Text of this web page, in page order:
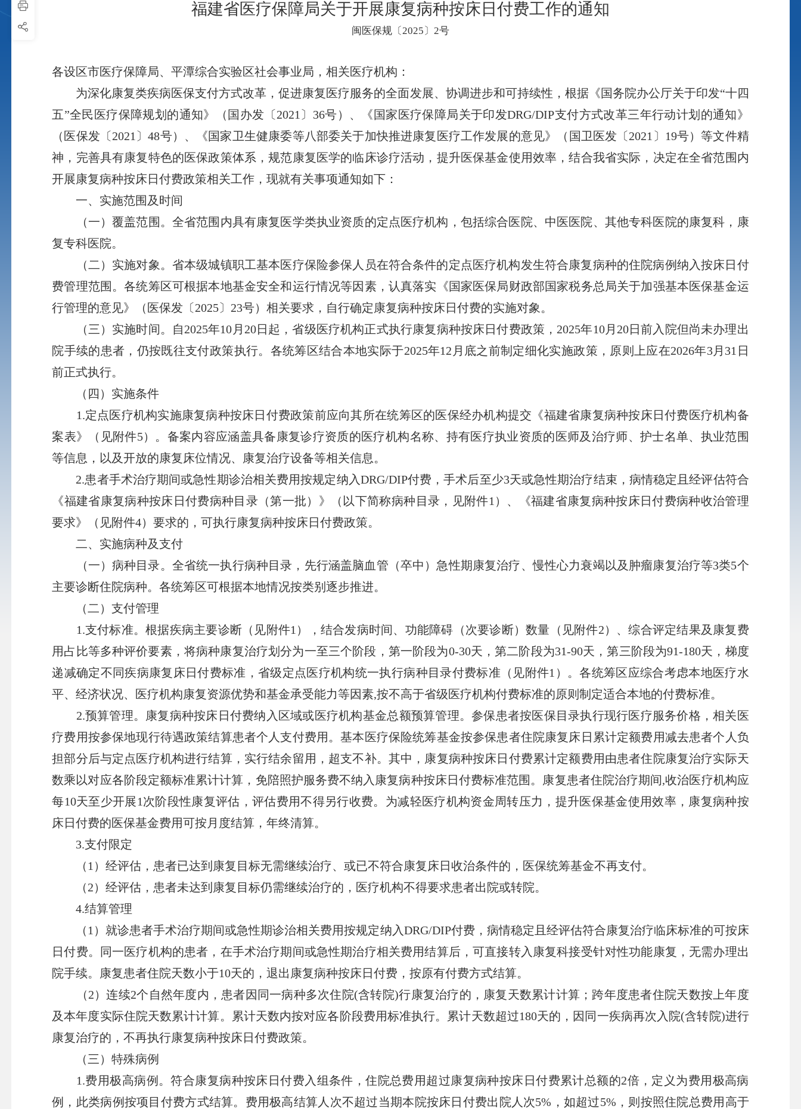
福建省医疗保障局关于开展康复病种按床日付费工作的通知
闽医保规〔2025〕2号
各设区市医疗保障局、平潭综合实验区社会事业局，相关医疗机构：
为深化康复类疾病医保支付方式改革，促进康复医疗服务的全面发展、协调进步和可持续性，根据《国务院办公厅关于印发“十四
五”全民医疗保障规划的通知》（国办发〔2021〕36号）、《国家医疗保障局关于印发DRG/DIP支付方式改革三年行动计划的通知》
（医保发〔2021〕48号）、《国家卫生健康委等八部委关于加快推进康复医疗工作发展的意见》（国卫医发〔2021〕19号）等文件精
神，完善具有康复特色的医保政策体系，规范康复医学的临床诊疗活动，提升医保基金使用效率，结合我省实际，决定在全省范围内
开展康复病种按床日付费政策相关工作，现就有关事项通知如下：
一、实施范围及时间
（一）覆盖范围。全省范围内具有康复医学类执业资质的定点医疗机构，包括综合医院、中医医院、其他专科医院的康复科，康
复专科医院。
（二）实施对象。省本级城镇职工基本医疗保险参保人员在符合条件的定点医疗机构发生符合康复病种的住院病例纳入按床日付
费管理范围。各统筹区可根据本地基金安全和运行情况等因素，认真落实《国家医保局财政部国家税务总局关于加强基本医保基金运
行管理的意见》（医保发〔2025〕23号）相关要求，自行确定康复病种按床日付费的实施对象。
（三）实施时间。自2025年10月20日起，省级医疗机构正式执行康复病种按床日付费政策，2025年10月20日前入院但尚未办理出
院手续的患者，仍按既往支付政策执行。各统筹区结合本地实际于2025年12月底之前制定细化实施政策，原则上应在2026年3月31日
前正式执行。
（四）实施条件
1.定点医疗机构实施康复病种按床日付费政策前应向其所在统筹区的医保经办机构提交《福建省康复病种按床日付费医疗机构备
案表》（见附件5）。备案内容应涵盖具备康复诊疗资质的医疗机构名称、持有医疗执业资质的医师及治疗师、护士名单、执业范围
等信息，以及开放的康复床位情况、康复治疗设备等相关信息。
2.患者手术治疗期间或急性期诊治相关费用按规定纳入DRG/DIP付费，手术后至少3天或急性期治疗结束，病情稳定且经评估符合
《福建省康复病种按床日付费病种目录（第一批）》（以下简称病种目录，见附件1）、《福建省康复病种按床日付费病种收治管理
要求》（见附件4）要求的，可执行康复病种按床日付费政策。
二、实施病种及支付
（一）病种目录。全省统一执行病种目录，先行涵盖脑血管（卒中）急性期康复治疗、慢性心力衰竭以及肿瘤康复治疗等3类5个
主要诊断住院病种。各统筹区可根据本地情况按类别逐步推进。
（二）支付管理
1.支付标准。根据疾病主要诊断（见附件1），结合发病时间、功能障碍（次要诊断）数量（见附件2）、综合评定结果及康复费
用占比等多种评价要素，将病种康复治疗划分为一至三个阶段，第一阶段为0-30天，第二阶段为31-90天，第三阶段为91-180天，梯度
递减确定不同疾病康复床日付费标准，省级定点医疗机构统一执行病种目录付费标准（见附件1）。各统筹区应综合考虑本地医疗水
平、经济状况、医疗机构康复资源优势和基金承受能力等因素,按不高于省级医疗机构付费标准的原则制定适合本地的付费标准。
2.预算管理。康复病种按床日付费纳入区域或医疗机构基金总额预算管理。参保患者按医保目录执行现行医疗服务价格，相关医
疗费用按参保地现行待遇政策结算患者个人支付费用。基本医疗保险统筹基金按参保患者住院康复床日累计定额费用减去患者个人负
担部分后与定点医疗机构进行结算，实行结余留用，超支不补。其中，康复病种按床日付费累计定额费用由患者住院康复治疗实际天
数乘以对应各阶段定额标准累计计算，免陪照护服务费不纳入康复病种按床日付费标准范围。康复患者住院治疗期间,收治医疗机构应
每10天至少开展1次阶段性康复评估，评估费用不得另行收费。为减轻医疗机构资金周转压力，提升医保基金使用效率，康复病种按
床日付费的医保基金费用可按月度结算，年终清算。
3.支付限定
（1）经评估，患者已达到康复目标无需继续治疗、或已不符合康复床日收治条件的，医保统筹基金不再支付。
（2）经评估，患者未达到康复目标仍需继续治疗的，医疗机构不得要求患者出院或转院。
4.结算管理
（1）就诊患者手术治疗期间或急性期诊治相关费用按规定纳入DRG/DIP付费，病情稳定且经评估符合康复治疗临床标准的可按床
日付费。同一医疗机构的患者，在手术治疗期间或急性期治疗相关费用结算后，可直接转入康复科接受针对性功能康复，无需办理出
院手续。康复患者住院天数小于10天的，退出康复病种按床日付费，按原有付费方式结算。
（2）连续2个自然年度内，患者因同一病种多次住院(含转院)行康复治疗的，康复天数累计计算；跨年度患者住院天数按上年度
及本年度实际住院天数累计计算。累计天数内按对应各阶段费用标准执行。累计天数超过180天的，因同一疾病再次入院(含转院)进行
康复治疗的，不再执行康复病种按床日付费政策。
（三）特殊病例
1.费用极高病例。符合康复病种按床日付费入组条件，住院总费用超过康复病种按床日付费累计总额的2倍，定义为费用极高病
例，此类病例按项目付费方式结算。费用极高结算人次不超过当期本院按床日付费出院人次5%，如超过5%，则按照住院总费用高于